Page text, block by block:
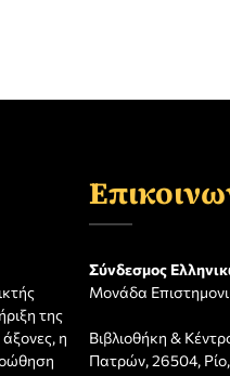
της
η
Σύνδεσμος
Μονάδα
Βιβλιοθήκη &
Πατρών, 26504,